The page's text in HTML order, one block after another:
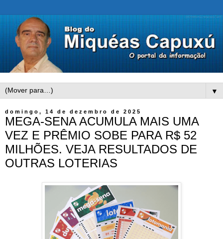
▼
domingo, 14 de dezembro de 2025
MEGA-SENA ACUMULA MAIS UMA
VEZ E PRÊMIO SOBE PARA R$ 52
MILHÕES. VEJA RESULTADOS DE
OUTRAS LOTERIAS